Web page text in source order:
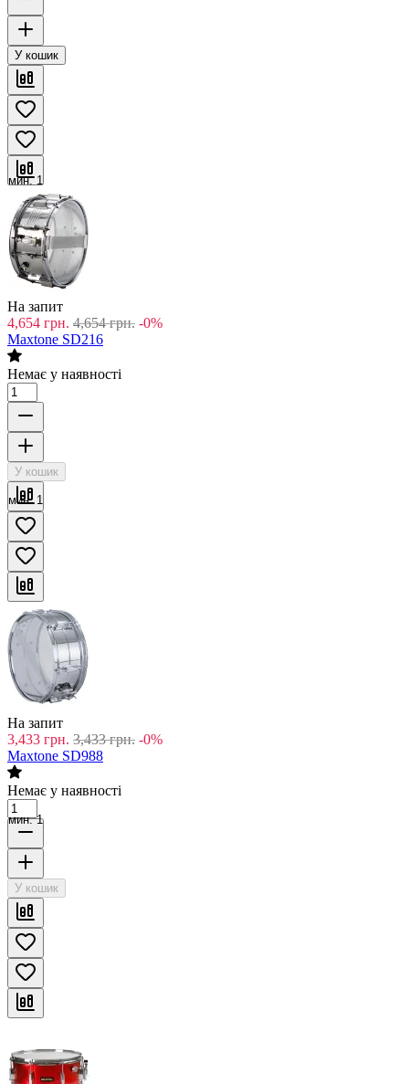
У кошик
На запит
4,654 грн. 4,654 грн. -0%
Maxtone SD216
Немає у наявності
мин. 1
У кошик
На запит
3,433 грн. 3,433 грн. -0%
Maxtone SD988
Немає у наявності
мин. 1
У кошик
мин. 1